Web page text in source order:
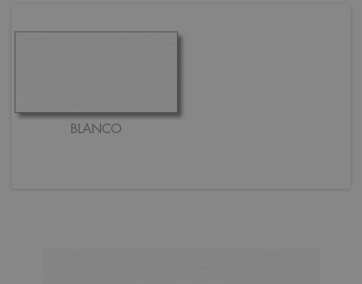
BLANCO